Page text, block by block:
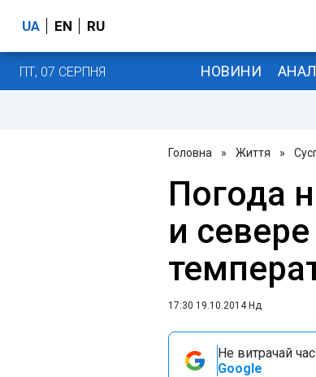
UA EN RU
ПТ, 07 СЕРПНЯ НОВИНИ
Головна » Життя »
Погода
и
17:30 19.10.2014 Нд
Не витрачай
Google